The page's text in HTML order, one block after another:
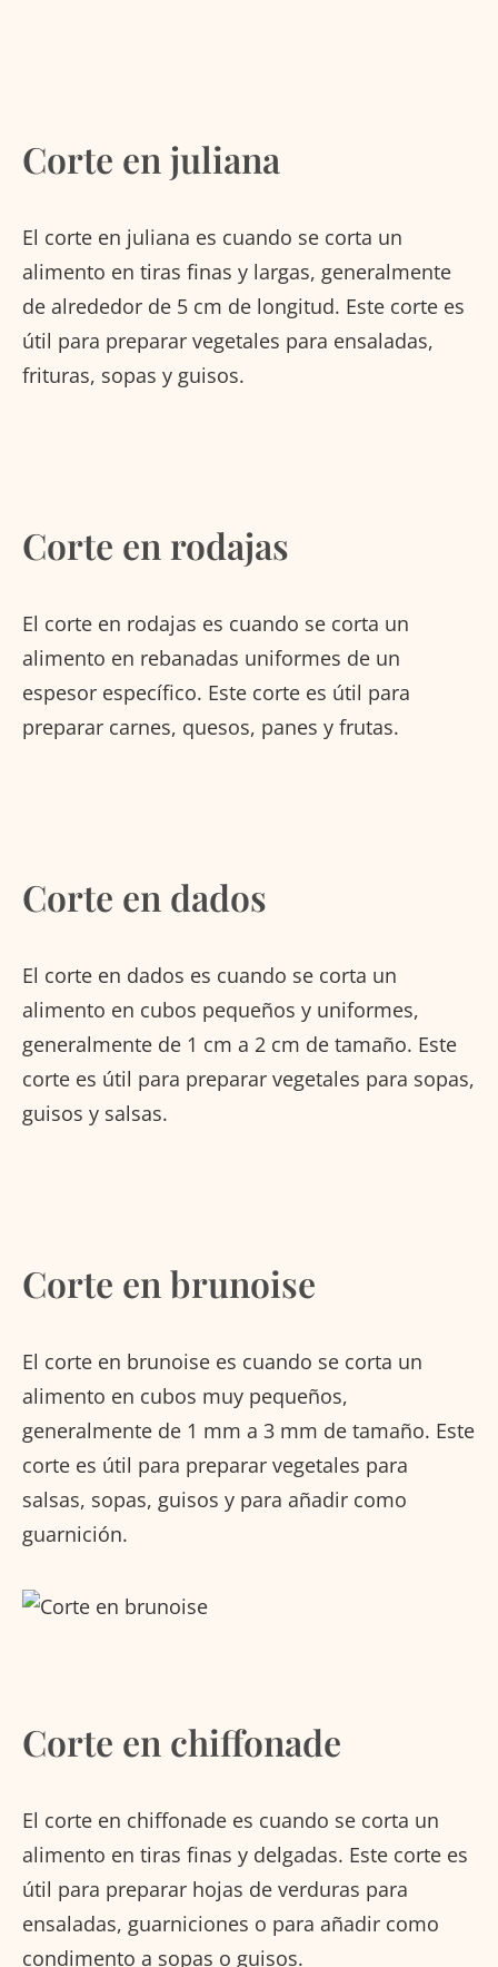
Corte en juliana
El corte en juliana es cuando se corta un
alimento en tiras finas y largas, generalmente
de alrededor de 5 cm de longitud. Este corte es
útil para preparar vegetales para ensaladas,
frituras, sopas y guisos.
Corte en rodajas
El corte en rodajas es cuando se corta un
alimento en rebanadas uniformes de un
espesor específico. Este corte es útil para
preparar carnes, quesos, panes y frutas.
Corte en dados
El corte en dados es cuando se corta un
alimento en cubos pequeños y uniformes,
generalmente de 1 cm a 2 cm de tamaño. Este
corte es útil para preparar vegetales para sopas,
guisos y salsas.
Corte en brunoise
El corte en brunoise es cuando se corta un
alimento en cubos muy pequeños,
generalmente de 1 mm a 3 mm de tamaño. Este
corte es útil para preparar vegetales para
salsas, sopas, guisos y para añadir como
guarnición.
Corte en chiffonade
El corte en chiffonade es cuando se corta un
alimento en tiras finas y delgadas. Este corte es
útil para preparar hojas de verduras para
ensaladas, guarniciones o para añadir como
condimento a sopas o guisos.